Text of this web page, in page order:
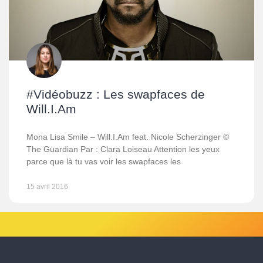
#Vidéobuzz : Les swapfaces de
Will.I.Am
Mona Lisa Smile – Will.I.Am feat. Nicole Scherzinger ©
The Guardian Par : Clara Loiseau Attention les yeux
parce que là tu vas voir les swapfaces les
15 avril 2016